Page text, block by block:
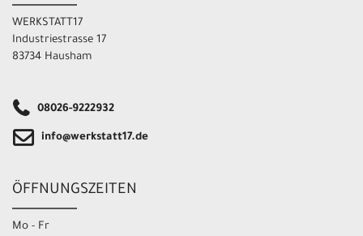
WERKSTATT17
Industriestrasse 17
83734 Hausham
08026-9222932
info@werkstatt17.de
ÖFFNUNGSZEITEN
Mo - Fr